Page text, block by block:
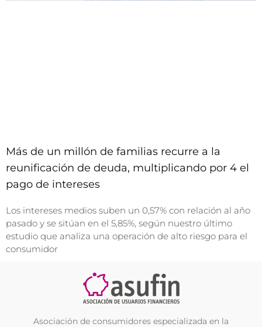
Más de un millón de familias recurre a la
reunificación de deuda, multiplicando por 4 el
pago de intereses
Los intereses medios suben un 0,57% con relación al año
pasado y se sitúan en el 5,85%, según nuestro último
estudio que analiza una operación de alto riesgo para el
consumidor
Asociación de consumidores especializada en la